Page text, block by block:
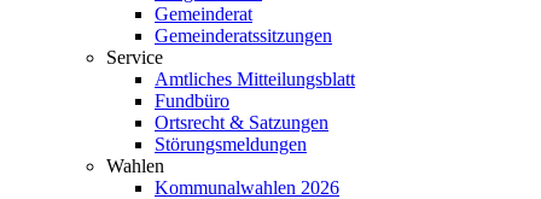
Gemeinderat
Gemeinderatssitzungen
Service
Amtliches Mitteilungsblatt
Fundbüro
Ortsrecht & Satzungen
Störungsmeldungen
Wahlen
Kommunalwahlen 2026